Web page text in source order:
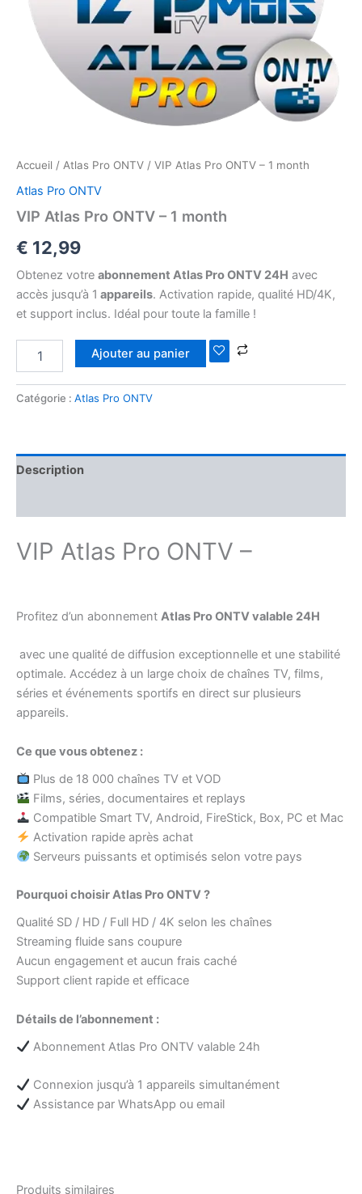
Accueil / Atlas Pro ONTV / VIP Atlas Pro ONTV – 1 month
Atlas Pro ONTV
VIP Atlas Pro ONTV – 1 month
€ 12,99
Obtenez votre abonnement Atlas Pro ONTV 24H avec
accès jusqu’à 1 appareils. Activation rapide, qualité HD/4K,
et support inclus. Idéal pour toute la famille !
Ajouter au panier
Catégorie : Atlas Pro ONTV
Description
VIP Atlas Pro ONTV –
Profitez d’un abonnement Atlas Pro ONTV valable 24H
avec une qualité de diffusion exceptionnelle et une stabilité
optimale. Accédez à un large choix de chaînes TV, films,
séries et événements sportifs en direct sur plusieurs
appareils.
Ce que vous obtenez :
Plus de 18 000 chaînes TV et VOD
Films, séries, documentaires et replays
Compatible Smart TV, Android, FireStick, Box, PC et Mac
Activation rapide après achat
Serveurs puissants et optimisés selon votre pays
Pourquoi choisir Atlas Pro ONTV ?
Qualité SD / HD / Full HD / 4K selon les chaînes
Streaming fluide sans coupure
Aucun engagement et aucun frais caché
Support client rapide et efficace
Détails de l’abonnement :
Abonnement Atlas Pro ONTV valable 24h
Connexion jusqu’à 1 appareils simultanément
Assistance par WhatsApp ou email
Produits similaires